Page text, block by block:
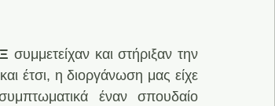
συμμετείχαν και στήριξαν την
έτσι, η διοργάνωση μας είχε
έναν σπουδαίο